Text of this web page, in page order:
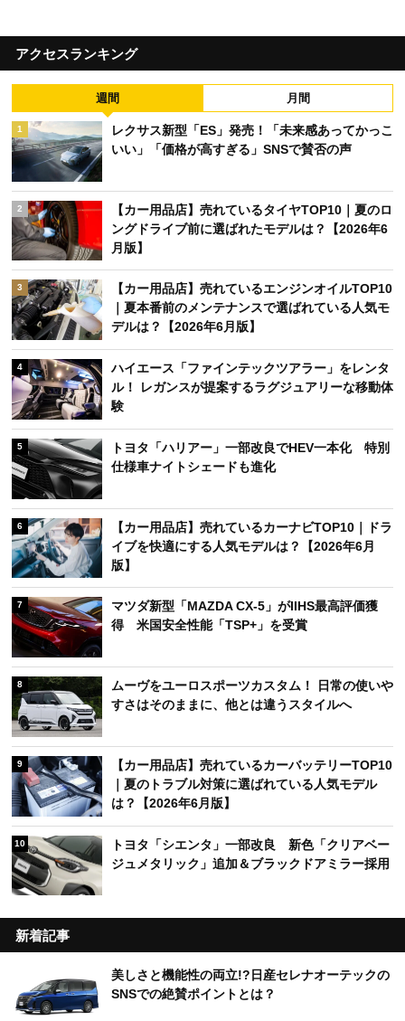
アクセスランキング
週間 月間
1
レクサス新型「ES」発売！「未来感あってかっこ
いい」「価格が高すぎる」SNSで賛否の声
2
【カー用品店】売れているタイヤTOP10｜夏のロ
ングドライブ前に選ばれたモデルは？【2026年6
月版】
3
【カー用品店】売れているエンジンオイルTOP10
｜夏本番前のメンテナンスで選ばれている人気モ
デルは？【2026年6月版】
4
ハイエース「ファインテックツアラー」をレンタ
ル！ レガンスが提案するラグジュアリーな移動体
験
5
トヨタ「ハリアー」一部改良でHEV一本化 特別
仕様車ナイトシェードも進化
6
【カー用品店】売れているカーナビTOP10｜ドラ
イブを快適にする人気モデルは？【2026年6月
版】
7
マツダ新型「MAZDA CX-5」がIIHS最高評価獲
得 米国安全性能「TSP+」を受賞
8
ムーヴをユーロスポーツカスタム！ 日常の使いや
すさはそのままに、他とは違うスタイルへ
9
【カー用品店】売れているカーバッテリーTOP10
｜夏のトラブル対策に選ばれている人気モデル
は？【2026年6月版】
10
トヨタ「シエンタ」一部改良 新色「クリアベー
ジュメタリック」追加＆ブラックドアミラー採用
新着記事
美しさと機能性の両立!?日産セレナオーテックの
SNSでの絶賛ポイントとは？